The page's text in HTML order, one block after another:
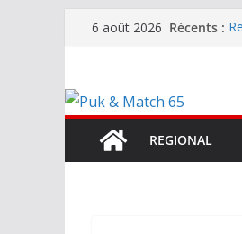
Passer6 août 2026 Récents :
REGIONAL